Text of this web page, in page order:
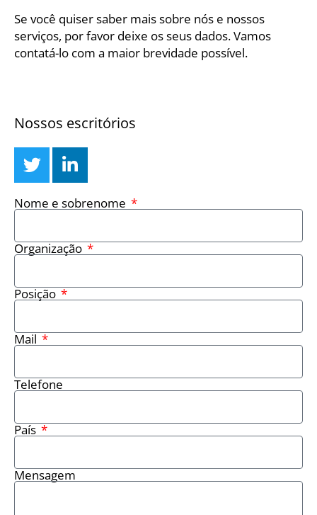
Se você quiser saber mais sobre nós e nossos
serviços, por favor deixe os seus dados. Vamos
contatá-lo com a maior brevidade possível.
Nossos escritórios
Nome e sobrenome
Organização
Posição
Mail
Telefone
País
Mensagem